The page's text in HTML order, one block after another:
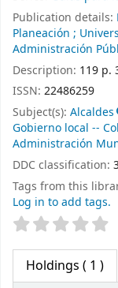
Publication details:
Planeación ;
Administración
Description: 119 p.
ISSN: 22486259
Subject(s): Alcaldes
Gobierno local --
Administración
DDC classification:
Tags from this
Log in to add tags.
Star ratings
Holdings ( 1 )